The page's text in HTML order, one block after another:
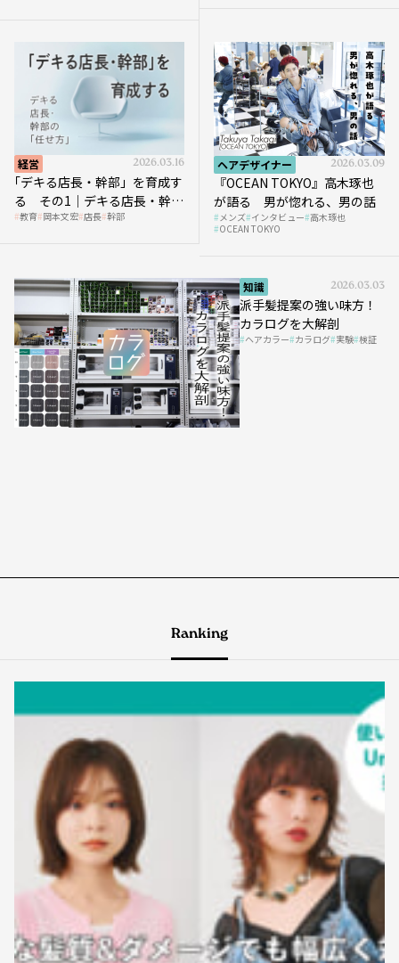
経営 2026.03.16
｢デキる店長・幹部」を育成す
る その1｜デキる店長・幹部
の「任せ方」
教育 岡本文宏 店長 幹部
ヘアデザイナー 2026.03.09
『OCEAN TOKYO』高木琢也
が語る 男が惚れる、男の話
メンズ インタビュー 高木琢也
OCEAN TOKYO
知識 2026.03.03
派手髪提案の強い味方！
カラログを大解剖
ヘアカラー カラログ 実験 検証
Ranking